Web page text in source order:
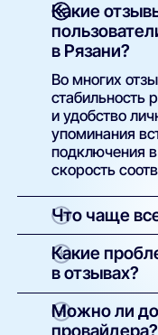
Какие
в Рязани?
Во многих
стабильность
и удобство
упоминания
подключения
скорость
Что чаще
высокой
Какие
в отзывах?
Среди
пишут о:
Можно ли